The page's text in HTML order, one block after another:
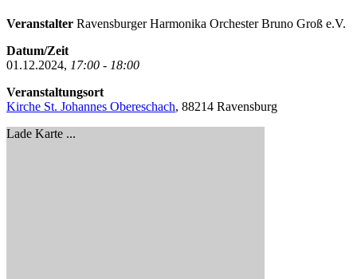
Veranstalter Ravensburger Harmonika Orchester Bruno Groß e.V.
Datum/Zeit
01.12.2024, 17:00 - 18:00
Veranstaltungsort
Kirche St. Johannes Obereschach, 88214 Ravensburg
Lade Karte ...